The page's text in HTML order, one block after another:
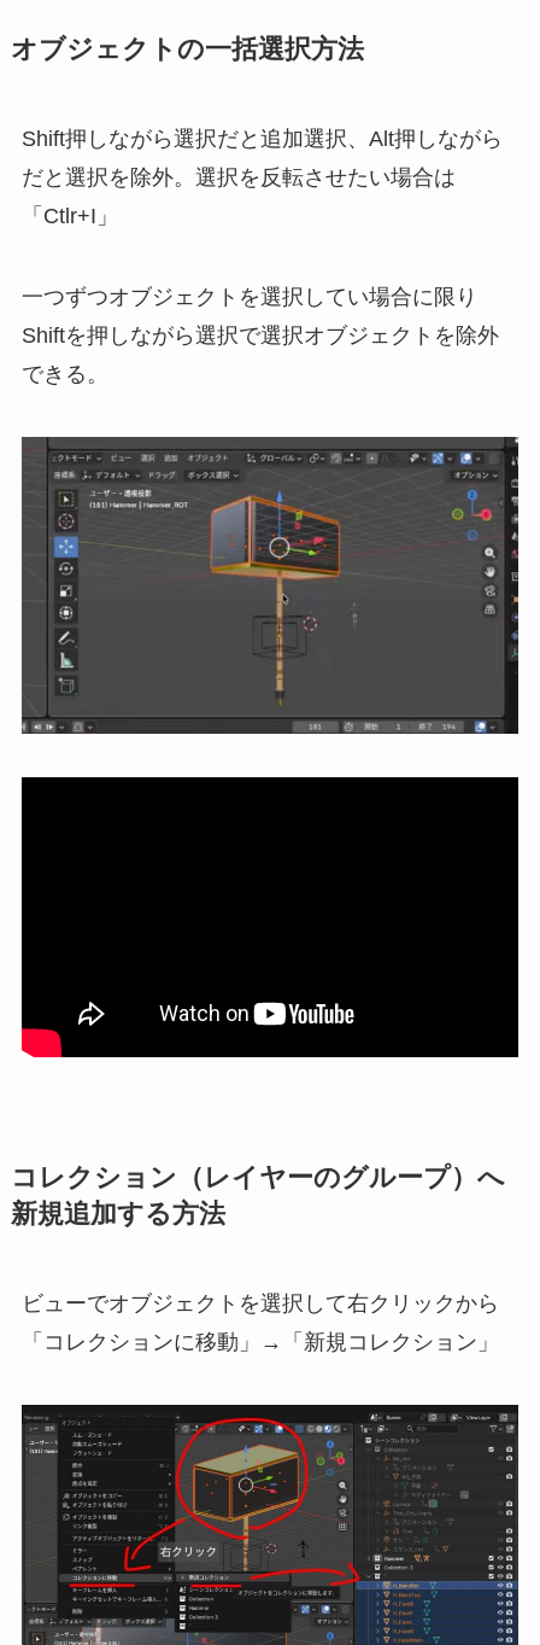
オブジェクトの一括選択方法
Shift押しながら選択だと追加選択、Alt押しながら
だと選択を除外。選択を反転させたい場合は
「Ctlr+I」
一つずつオブジェクトを選択してい場合に限り
Shiftを押しながら選択で選択オブジェクトを除外
できる。
コレクション（レイヤーのグループ）へ
新規追加する方法
ビューでオブジェクトを選択して右クリックから
「コレクションに移動」→「新規コレクション」